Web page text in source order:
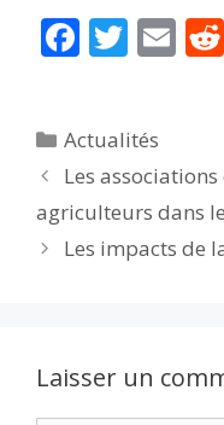
F
b
o
o
k
T
er
E
Catégories
Actualités
Les
agriculteurs dans
Les impacts de
Laisser un